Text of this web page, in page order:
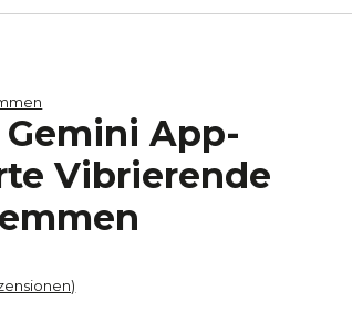
Gemini App-
Vibrierende